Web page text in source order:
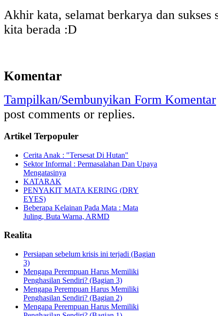
Akhir kata, selamat berkarya dan sukses
kita berada :D
Komentar
Tampilkan/Sembunyikan Form Komentar
post comments or replies.
Artikel Terpopuler
Cerita Anak : "Tersesat Di Hutan"
Sektor Informal : Permasalahan Dan Upaya
Mengatasinya
KATARAK
PENYAKIT MATA KERING (DRY
EYES)
Beberapa Kelainan Pada Mata : Mata
Juling, Buta Warna, ARMD
Realita
Persiapan sebelum krisis ini terjadi (Bagian
3)
Mengapa Perempuan Harus Memiliki
Penghasilan Sendiri? (Bagian 3)
Mengapa Perempuan Harus Memiliki
Penghasilan Sendiri? (Bagian 2)
Mengapa Perempuan Harus Memiliki